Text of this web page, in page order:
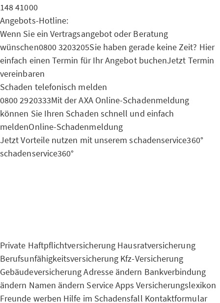
148 41000
Angebots-Hotline:
Wenn Sie ein Vertragsangebot oder Beratung
wünschen0800 3203205Sie haben gerade keine Zeit? Hier
einfach einen Termin für Ihr Angebot buchenJetzt Termin
vereinbaren
Schaden telefonisch melden
0800 2920333Mit der AXA Online-Schadenmeldung
können Sie Ihren Schaden schnell und einfach
meldenOnline-Schadenmeldung
Jetzt Vorteile nutzen mit unserem schadenservice360°
schadenservice360°
Private Haftpflichtversicherung Hausratversicherung
Berufsunfähigkeitsversicherung Kfz-Versicherung
GebäudeversicherungAdresse ändern Bankverbindung
ändern Namen ändern Service Apps Versicherungslexikon
Freunde werben Hilfe im Schadensfall Kontaktformular